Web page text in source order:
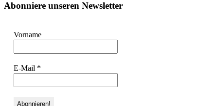
Abonniere unseren Newsletter
Vorname
E-Mail *